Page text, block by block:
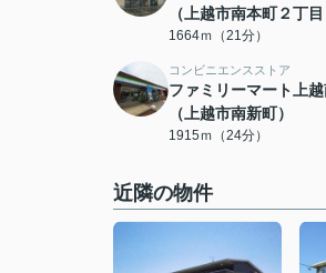
（上越市南本町２丁目
1664ｍ（21分）
コンビニエンスストア
ファミリーマート上
（上越市南新町）
1915ｍ（24分）
近隣の物件